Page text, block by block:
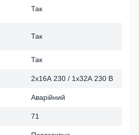
Так
Так
Так
2х16А 230 / 1х32А 230 В
Аварійний
71